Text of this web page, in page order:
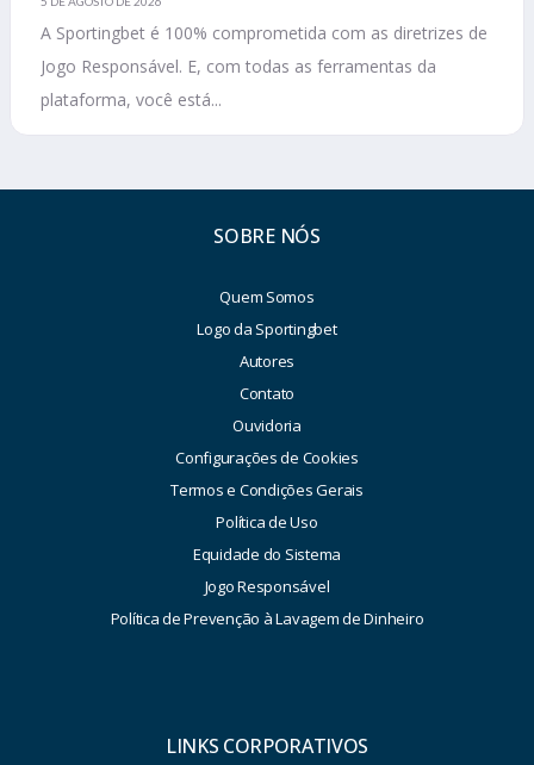
A Sportingbet é 100% comprometida com as diretrizes de
Jogo Responsável. E, com todas as ferramentas da
plataforma, você está...
SOBRE NÓS
Quem Somos
Logo da Sportingbet
Autores
Contato
Ouvidoria
Configurações de Cookies
Termos e Condições Gerais
Política de Uso
Equidade do Sistema
Jogo Responsável
Política de Prevenção à Lavagem de Dinheiro
LINKS CORPORATIVOS